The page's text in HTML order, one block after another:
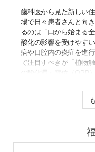
歯科医から見た新しい
場で日々患者さんと向
るのは「口から始まる
酸化の影響を受けやす
病や口腔内の炎症を進
で注目すべきが「植物
の酸化還元電位（ORP
入り口である口腔の健
アプローチは極めて重